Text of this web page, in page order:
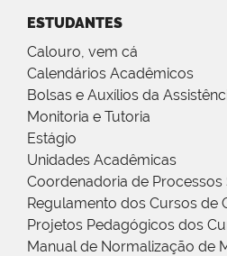
ESTUDANTES
Calouro, vem cá
Calendários Acadêmicos
Bolsas e Auxílios da
Monitoria e Tutoria
Estágio
Unidades Acadêmicas
Coordenadoria de Processos
Regulamento dos Cursos de
Projetos Pedagógicos dos
Manual de Normalização de